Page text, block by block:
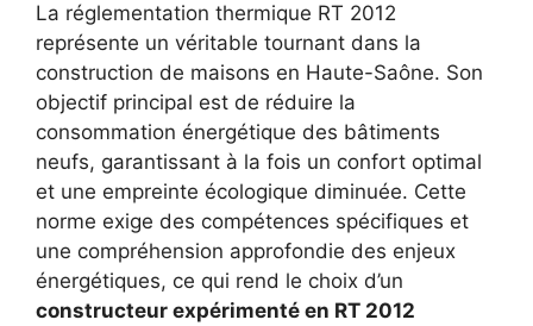
La réglementation thermique RT 2012
représente un véritable tournant dans la
construction de maisons en Haute-Saône. Son
objectif principal est de réduire la
consommation énergétique des bâtiments
neufs, garantissant à la fois un confort optimal
et une empreinte écologique diminuée. Cette
norme exige des compétences spécifiques et
une compréhension approfondie des enjeux
énergétiques, ce qui rend le choix d’un
constructeur expérimenté en RT 2012